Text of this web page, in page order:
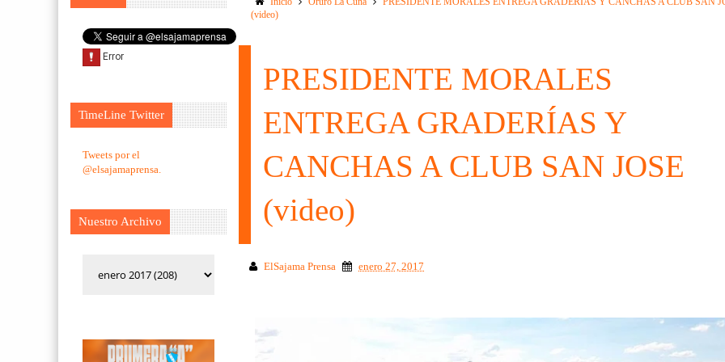
TimeLine Twitter
Tweets por el
@elsajamaprensa.
Nuestro Archivo
(video)
PRESIDENTE MORALES
ENTREGA GRADERÍAS Y
CANCHAS A CLUB SAN JOSE
(video)
ElSajama Prensa enero 27, 2017